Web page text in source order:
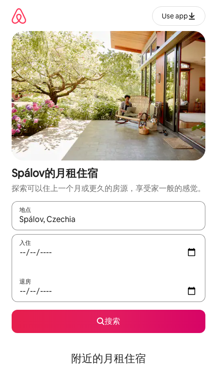
Use app
Spálov的月租住宿
探索可以住上一个月或更久的房源，享受家一般的感觉。
地点
如有搜索结果，请使用上下方向键查看，或通过点击或滑动手势
入住
退房
搜索
附近的月租住宿